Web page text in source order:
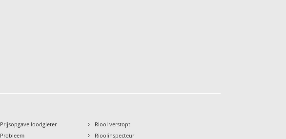
Prijsopgave loodgieter
Probleem
› Riool verstopt
› Rioolinspecteur